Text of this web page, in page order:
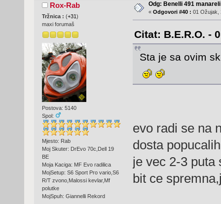
Rox-Rab
Tržnica : (+31 )
maxi forumaš
Postova: 5140
Spol:
Mjesto: Rab
Moj Skuter: DrEvo 70c,Dell 19
BE
Moja Kaciga: MF Evo radilica
MojSetup: S6 Sport Pro vario,S6
R/T zvono,Malossi kevlar,Mf
polutke
MojSpuh: Giannelli Rekord
Odg: Benelli 491
« Odgovori #40 : 01 Ožujak,
Citat: B.E.R.O. -
Sta je sa ovim
evo radi se na
dosta
je vec 2-3 puta
bit ce